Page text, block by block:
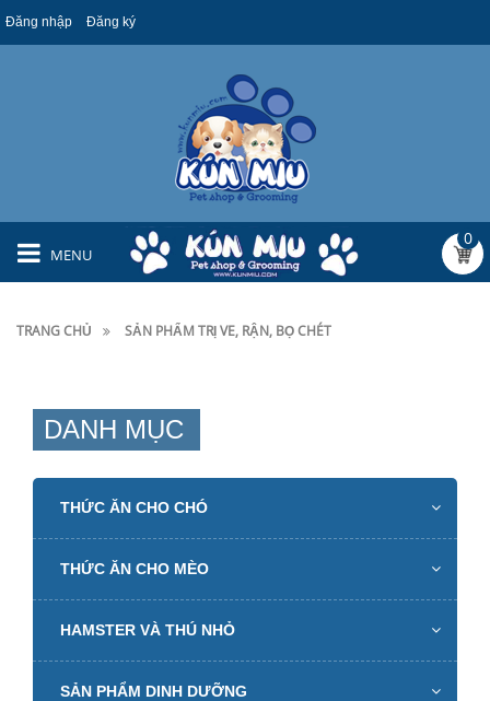
Đăng nhập Đăng ký
MENU
0
TRANG CHỦ SẢN PHẨM TRỊ VE, RẬN, BỌ CHÉT
DANH MỤC
THỨC ĂN CHO CHÓ
THỨC ĂN CHO MÈO
HAMSTER VÀ THÚ NHỎ
SẢN PHẨM DINH DƯỠNG